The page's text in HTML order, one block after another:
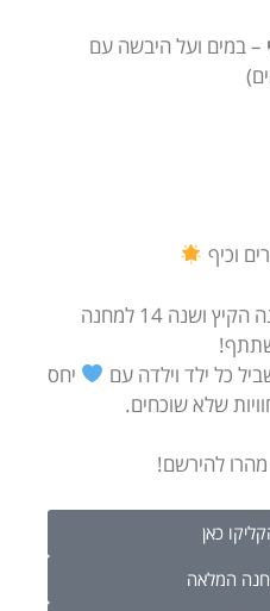
– במים ועל היבשה עם
וכיף
למחנה הקיץ ושנה 14 למחנה
כל ילד וילדה עם
יחס
שלא שוכחים.
להירשם!
כאן
המלאה